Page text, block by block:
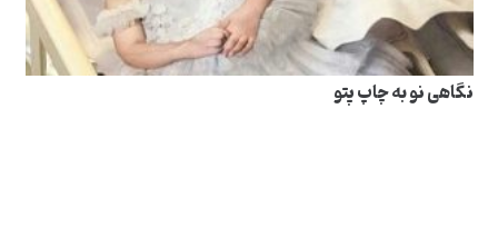
نگاهی نو به چاپ پتو